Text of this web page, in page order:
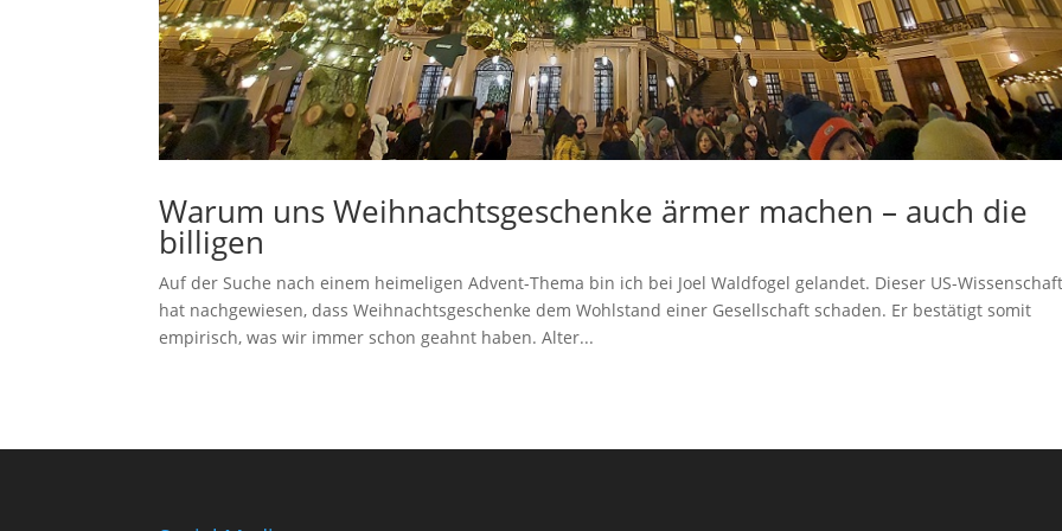
Warum uns Weihnachtsgeschenke ärmer machen – auch die
billigen
Auf der Suche nach einem heimeligen Advent-Thema bin ich bei Joel Waldfogel gelandet. Dieser US-
hat nachgewiesen, dass Weihnachtsgeschenke dem Wohlstand einer Gesellschaft schaden. Er bestätigt somit
empirisch, was wir immer schon geahnt haben. Alter...